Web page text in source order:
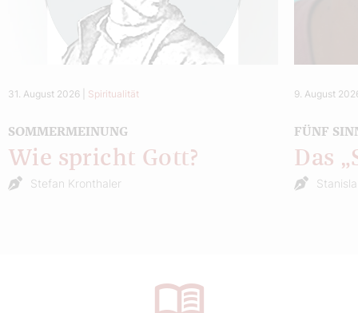
31. August 2026 Spiritualität
SOMMERMEINUNG
Wie spricht Gott?
Stefan Kronthaler
9. August
FÜNF
Das